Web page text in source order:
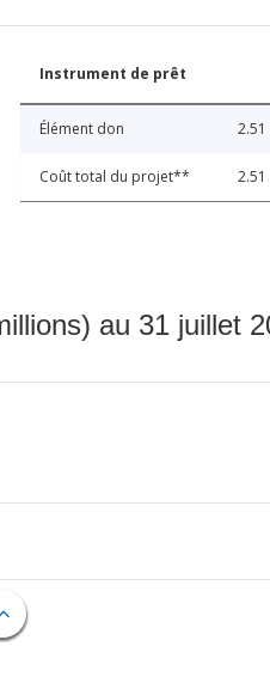
Instrument de prêt
Élément don 2.51
Coût total du projet** 2.51
au 31 juillet